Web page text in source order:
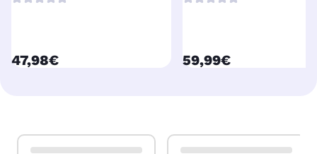
currentPrice
47,98€ currentPrice
59,99€